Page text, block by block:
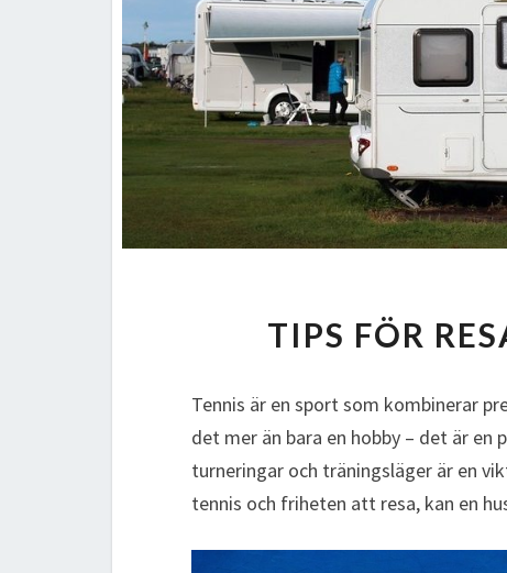
TIPS FÖR
Tennis är en sport som kombinerar
det mer än bara en hobby – det är
turneringar och träningsläger är en
tennis och friheten att resa, kan en